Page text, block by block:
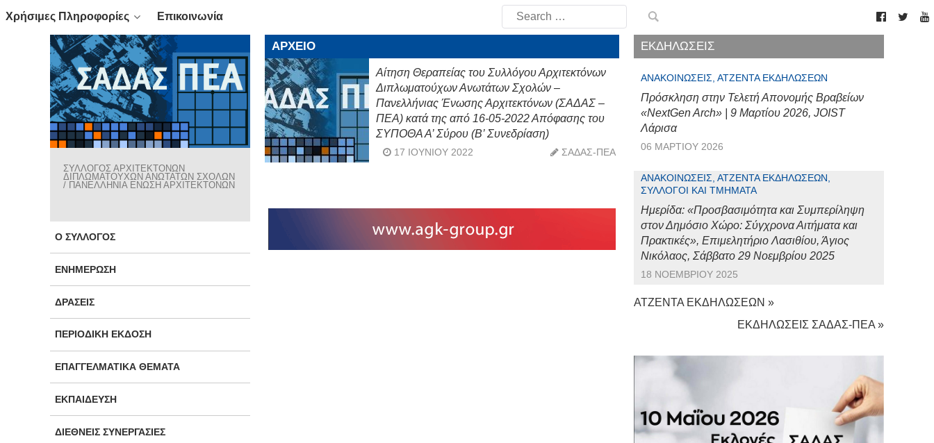
Χρήσιμες Πληροφορίες Επικοινωνία
Search
for:
ΣΥΛΛΟΓΟΣ ΑΡΧΙΤΕΚΤΟΝΩΝ
ΔΙΠΛΩΜΑΤΟΥΧΩΝ ΑΝΩΤΑΤΩΝ ΣΧΟΛΩΝ
/ ΠΑΝΕΛΛΗΝΙΑ ΕΝΩΣΗ ΑΡΧΙΤΕΚΤΟΝΩΝ
Ο ΣΎΛΛΟΓΟΣ
ΕΝΗΜΈΡΩΣΗ
ΔΡΆΣΕΙΣ
ΠΕΡΙΟΔΙΚΉ ΈΚΔΟΣΗ
ΕΠΑΓΓΕΛΜΑΤΙΚΆ ΘΈΜΑΤΑ
ΕΚΠΑΊΔΕΥΣΗ
ΔΙΕΘΝΕΊΣ ΣΥΝΕΡΓΑΣΊΕΣ
ΑΡΧΕΊΟ
Αίτηση Θεραπείας του Συλλόγου Αρχιτεκτόνων
Διπλωματούχων Ανωτάτων Σχολών –
Πανελλήνιας Ένωσης Αρχιτεκτόνων (ΣΑΔΑΣ –
ΠΕΑ) κατά της από 16-05-2022 Απόφασης του
ΣΥΠΟΘΑ Α’ Σύρου (Β’ Συνεδρίαση)
17 ΙΟΥΝΊΟΥ 2022 ΣΑΔΑΣ-ΠΕΑ
ΕΚΔΗΛΩΣΕΙΣ
ΑΝΑΚΟΙΝΏΣΕΙΣ, ΑΤΖΈΝΤΑ ΕΚΔΗΛΏΣΕΩΝ
Πρόσκληση στην Τελετή Απονομής Βραβείων
«NextGen Arch» | 9 Μαρτίου 2026, JOIST
Λάρισα
06 ΜΑΡΤΊΟΥ 2026
ΑΝΑΚΟΙΝΏΣΕΙΣ, ΑΤΖΈΝΤΑ ΕΚΔΗΛΏΣΕΩΝ,
ΣΎΛΛΟΓΟΙ ΚΑΙ ΤΜΉΜΑΤΑ
Ημερίδα: «Προσβασιμότητα και Συμπερίληψη
στον Δημόσιο Χώρο: Σύγχρονα Αιτήματα και
Πρακτικές», Επιμελητήριο Λασιθίου, Άγιος
Νικόλαος, Σάββατο 29 Νοεμβρίου 2025
18 ΝΟΕΜΒΡΊΟΥ 2025
ΑΤΖΕΝΤΑ ΕΚΔΗΛΩΣΕΩΝ »
ΕΚΔΗΛΩΣΕΙΣ ΣΑΔΑΣ-ΠΕΑ »